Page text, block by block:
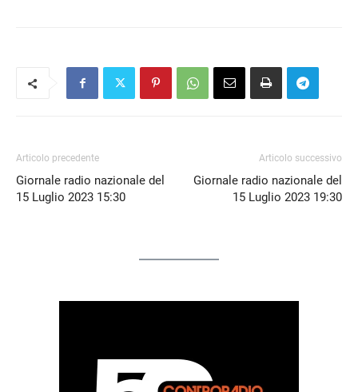
Articolo precedente
Giornale radio nazionale del
15 Luglio 2023 15:30
Articolo successivo
Giornale radio nazionale del
15 Luglio 2023 19:30